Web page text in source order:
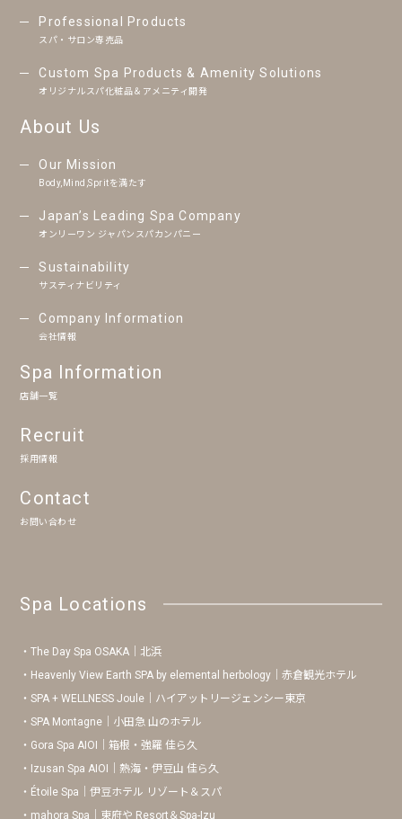
Professional Products
スパ・サロン専売品
Custom Spa Products & Amenity Solutions
オリジナルスパ化粧品＆アメニティ開発
About Us
Our Mission
Body,Mind,Spritを満たす
Japan’s Leading Spa Company
オンリーワン ジャパンスパカンパニー
Sustainability
サスティナビリティ
Company Information
会社情報
Spa Information
店舗一覧
Recruit
採用情報
Contact
お問い合わせ
Spa Locations
The Day Spa OSAKA｜北浜
Heavenly View Earth SPA by elemental herbology｜赤倉観光ホテル
SPA + WELLNESS Joule｜ハイアットリージェンシー東京
SPA Montagne｜小田急 山のホテル
Gora Spa AIOI｜箱根・強羅 佳ら久
Izusan Spa AIOI｜熱海・伊豆山 佳ら久
Étoile Spa｜伊豆ホテル リゾート＆スパ
mahora Spa｜東府や Resort＆Spa-Izu